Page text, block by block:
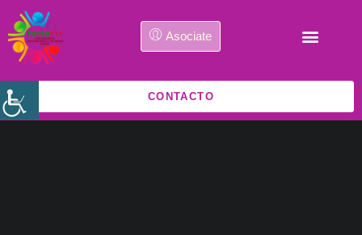
Asociate
CONTACTO